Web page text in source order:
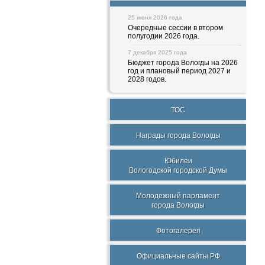
25 июня 2026 года
Очередные сессии в втором
полугодии 2026 года.
7 декабря 2025 года
Бюджет города Вологды на 2026
год и плановый период 2027 и
2028 годов.
ТОС
Награды города Вологды
Юбилеи
Вологодской городской Думы
Молодежный парламент
города Вологды
Фотогалерея
Официальные сайты РФ